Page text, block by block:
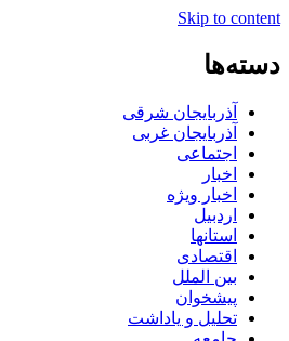
Skip to content
دسته‌ها
آذربایجان شرقی
آذربایجان غربی
اجتماعی
اخبار
اخبار ویژه
اردبیل
استانها
اقتصادی
بین الملل
پیشخوان
تحلیل و یاداشت